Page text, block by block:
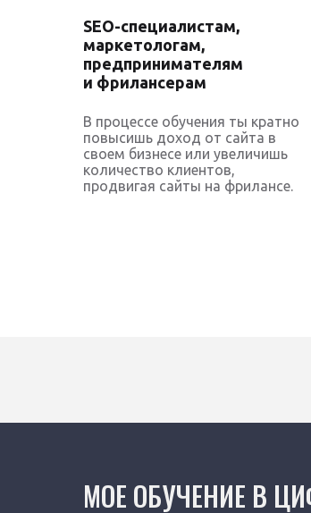
SEO-специалистам,
маркетологам,
предпринимателям
и фрилансерам
В процессе обучения ты кратно
повысишь доход от сайта в
своем бизнесе или увеличишь
количество клиентов,
продвигая сайты на фрилансе.
МОЕ ОБУЧЕНИЕ В